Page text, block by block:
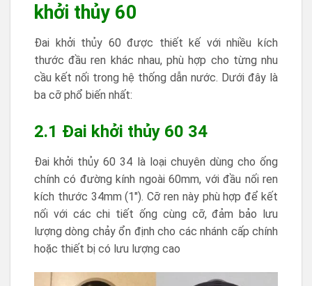
khởi thủy 60
Đai khởi thủy 60 được thiết kế với nhiều kích
thước đầu ren khác nhau, phù hợp cho từng nhu
cầu kết nối trong hệ thống dẫn nước. Dưới đây là
ba cỡ phổ biến nhất:
2.1 Đai khởi thủy 60 34
Đai khởi thủy 60 34 là loại chuyên dùng cho ống
chính có đường kính ngoài 60mm, với đầu nối ren
kích thước 34mm (1″). Cỡ ren này phù hợp để kết
nối với các chi tiết ống cùng cỡ, đảm bảo lưu
lượng dòng chảy ổn định cho các nhánh cấp chính
hoặc thiết bị có lưu lượng cao